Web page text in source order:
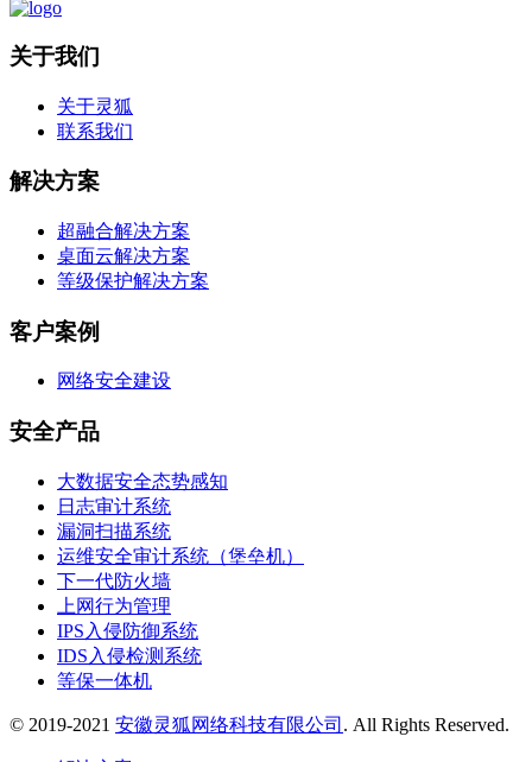
关于我们
关于灵狐
联系我们
解决方案
超融合解决方案
桌面云解决方案
等级保护解决方案
客户案例
网络安全建设
安全产品
大数据安全态势感知
日志审计系统
漏洞扫描系统
运维安全审计系统（堡垒机）
下一代防火墙
上网行为管理
IPS入侵防御系统
IDS入侵检测系统
等保一体机
© 2019-2021 安徽灵狐网络科技有限公司 . All Rights Reserved.